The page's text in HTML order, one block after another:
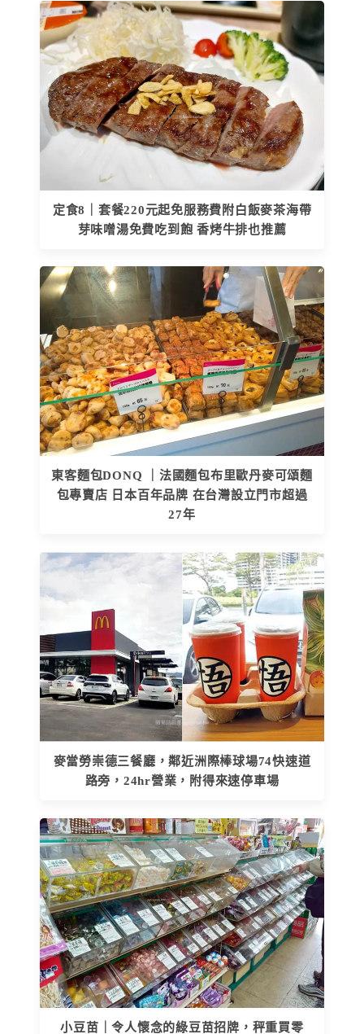
定食8｜套餐220元起免服務費附白飯麥茶海帶
芽味噌湯免費吃到飽 香烤牛排也推薦
東客麵包DONQ ｜法國麵包布里歐丹麥可頌麵
包專賣店 日本百年品牌 在台灣設立門市超過
27年
麥當勞崇德三餐廳，鄰近洲際棒球場74快速道
路旁，24hr營業，附得來速停車場
小豆苗｜令人懷念的綠豆苗招牌，秤重買零